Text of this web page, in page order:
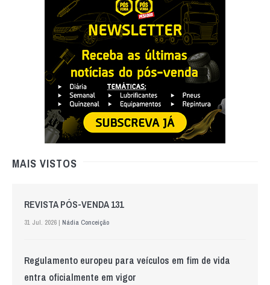
MAIS VISTOS
REVISTA PÓS-VENDA 131
31 Jul. 2026 | Nádia Conceição
Regulamento europeu para veículos em fim de vida
entra oficialmente em vigor